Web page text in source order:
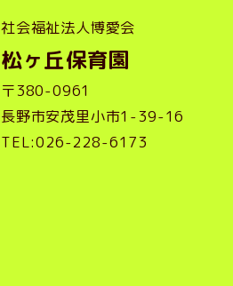
社会福祉法人博愛会
松ヶ丘保育園
〒380-0961
長野市安茂里小市1-39-16
TEL:026-228-6173